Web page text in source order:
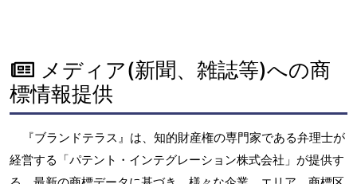
メディア(新聞、雑誌等)への商
標情報提供
『ブランドテラス』は、知的財産権の専門家である弁理士が
経営する「パテント・インテグレーション株式会社」が提供す